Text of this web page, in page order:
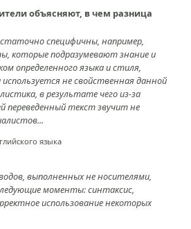
объясняют, в чем разница
специфичны, например,
которые подразумевают знание и
определенного языка и стиля,
используется не свойственная данной
в результате чего из-за
переведенный текст звучит не
языка
выполненных не носителями,
моменты: синтаксис,
использование некоторых